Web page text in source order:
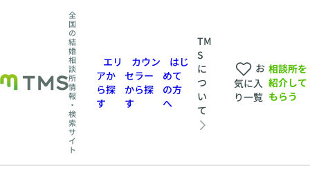
全
国
の
結
婚
相
談
所
情
報
・
検
索
サ
イ
ト
エリ
アか
ら探
す
カウン
セラー
から探
す
はじ
めて
の方
へ
TM
S
に
つ
い
て
お
気に入
り一覧
相談所を
紹介して
もらう